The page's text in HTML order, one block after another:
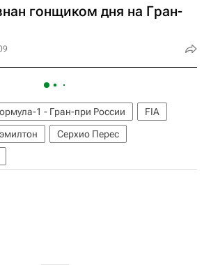
гонщиком дня на Гран-
1 - Гран-при России
FIA
Серхио Перес